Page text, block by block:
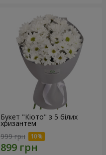
Букет "Кіото" з 5 білих
хризантем
999 грн